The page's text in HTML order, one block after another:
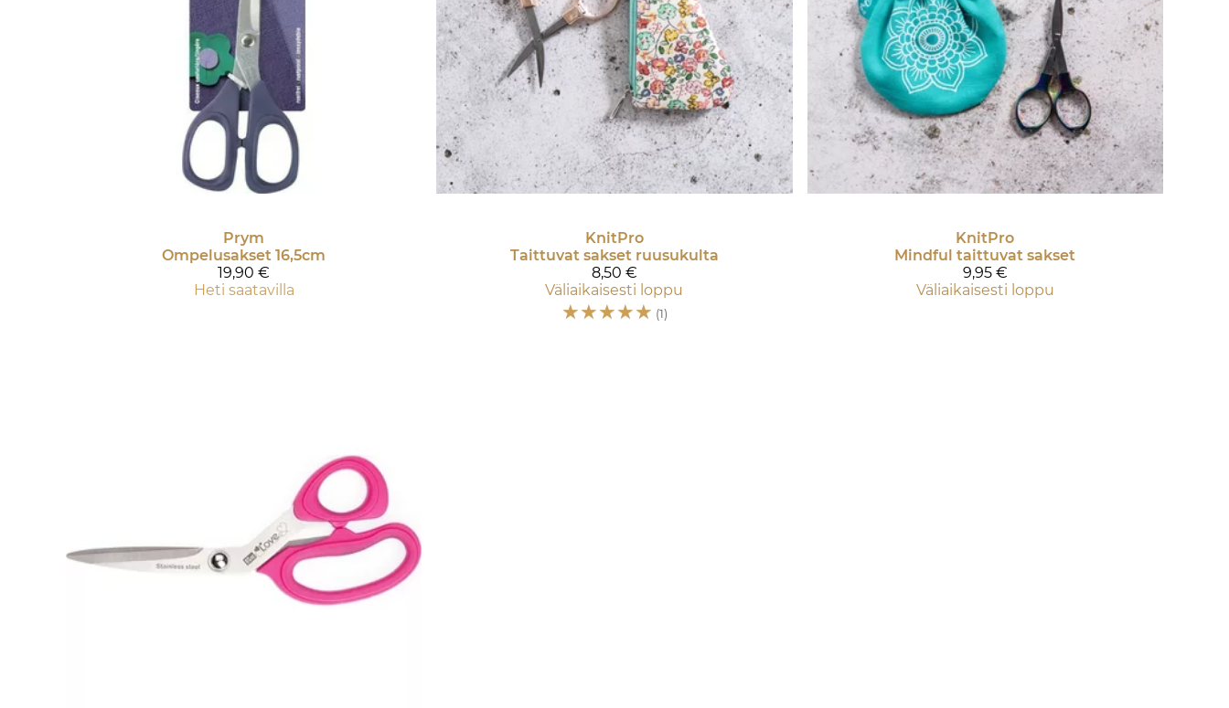
Prym
Ompelusakset 16,5cm
19,90 €
Heti saatavilla
KnitPro
Taittuvat sakset ruusukulta
8,50 €
Väliaikaisesti loppu
☆☆☆☆☆ (1)
KnitPro
Mindful taittuvat sakset
9,95 €
Väliaikaisesti loppu